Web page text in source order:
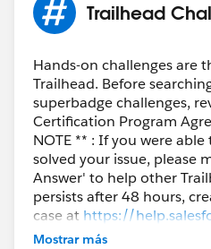
Trailhead
Hands-on challenges are
Trailhead. Before
superbadge challenges,
Certification Program
NOTE ** : If you were
solved your issue, please
Answer' to help other
persists after 48 hours,
case at https://
further assistance.
Mostrar más